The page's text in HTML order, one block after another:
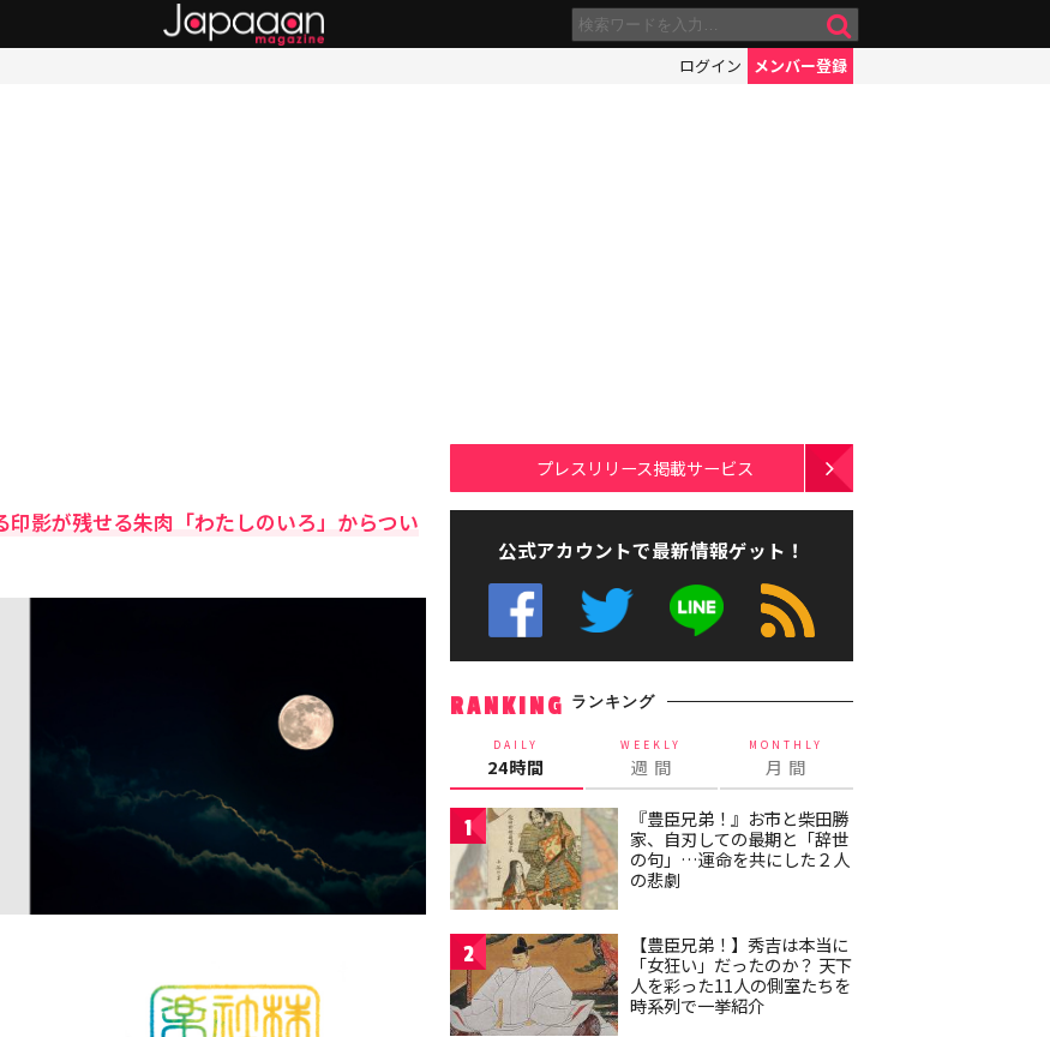
ログイン メンバー登録
影が残せる朱肉「わたしのいろ」からつい
プレスリリース掲載サービス
公式アカウントで最新情報ゲット！
RANKING ランキング
DAILY
24時間
WEEKLY
週 間
MONTHLY
月 間
1
『豊臣兄弟！』お市と柴田勝
家、自刃しての最期と「辞世
の句」…運命を共にした２人
の悲劇
2
【豊臣兄弟！】秀吉は本当に
「女狂い」だったのか？ 天下
人を彩った11人の側室たちを
時系列で一挙紹介